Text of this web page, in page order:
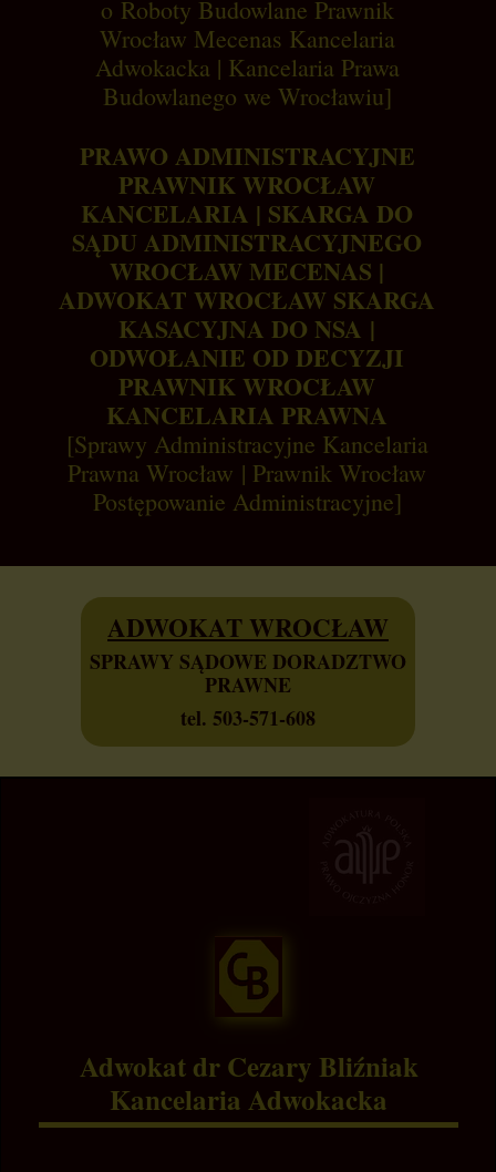
o Roboty Budowlane Prawnik
Wrocław Mecenas Kancelaria
Adwokacka | Kancelaria Prawa
Budowlanego we Wrocławiu]
PRAWO ADMINISTRACYJNE
PRAWNIK WROCŁAW
KANCELARIA | SKARGA DO
SĄDU ADMINISTRACYJNEGO
WROCŁAW MECENAS |
ADWOKAT WROCŁAW SKARGA
KASACYJNA DO NSA |
ODWOŁANIE OD DECYZJI
PRAWNIK WROCŁAW
KANCELARIA PRAWNA
[Sprawy Administracyjne Kancelaria
Prawna Wrocław | Prawnik Wrocław
Postępowanie Administracyjne]
ADWOKAT WROCŁAW
SPRAWY SĄDOWE DORADZTWO
PRAWNE
tel. 503-571-608
Adwokat dr Cezary Bliźniak
Kancelaria Adwokacka